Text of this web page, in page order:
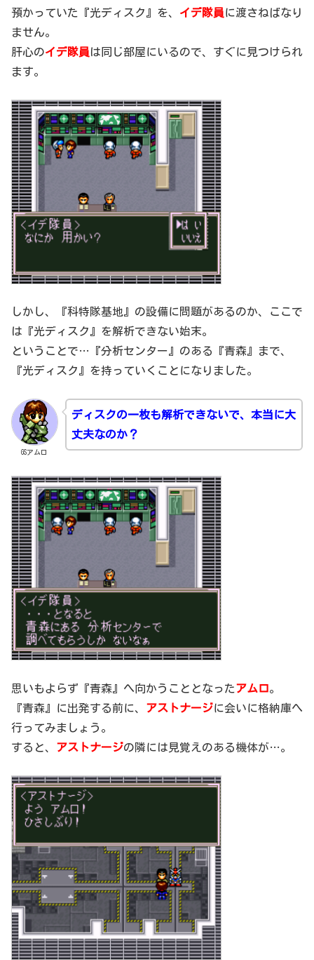
預かっていた『光ディスク』を、 イデ隊員に渡さねばなり
ません。
肝心のイデ隊員は同じ部屋にいるので、すぐに見つけられ
ます。
しかし、『科特隊基地』の設備に問題があるのか、ここで
は『光ディスク』を解析できない始末。
ということで…『分析センター』のある『青森』まで、
『光ディスク』を持っていくことになりました。
GSアムロ
ディスクの一枚も解析できないで、本当に大
丈夫なのか？
思いもよらず『青森』へ向かうこととなったアムロ 。
『青森』に出発する前に、 アストナージに会いに格納庫へ
行ってみましょう。
すると、 アストナージの隣には見覚えのある機体が…。